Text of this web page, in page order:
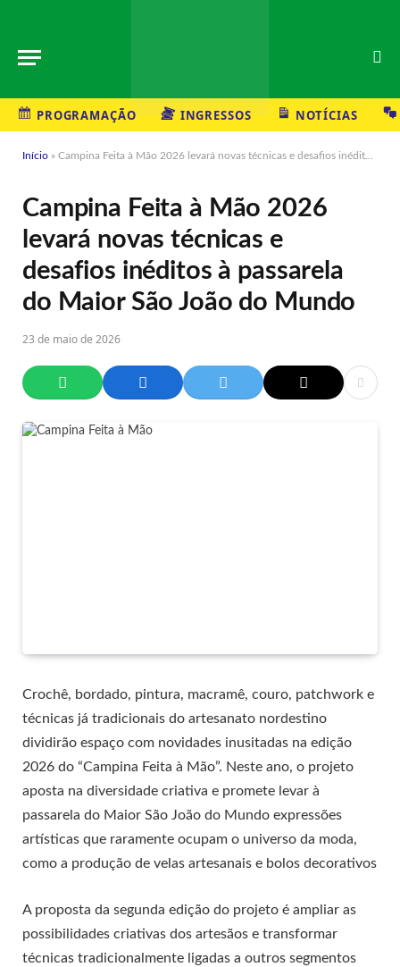
PROGRAMAÇÃO INGRESSOS NOTÍCIAS
Início » Campina Feita à Mão 2026 levará novas técnicas e desafios inéditos à passarela do Maior São João do Mundo
Campina Feita à Mão 2026
levará novas técnicas e
desafios inéditos à passarela
do Maior São João do Mundo
23 de maio de 2026
Crochê, bordado, pintura, macramê, couro, patchwork e
técnicas já tradicionais do artesanato nordestino
dividirão espaço com novidades inusitadas na edição
2026 do “Campina Feita à Mão”. Neste ano, o projeto
aposta na diversidade criativa e promete levar à
passarela do Maior São João do Mundo expressões
artísticas que raramente ocupam o universo da moda,
como a produção de velas artesanais e bolos decorativos
A proposta da segunda edição do projeto é ampliar as
possibilidades criativas dos artesãos e transformar
técnicas tradicionalmente ligadas a outros segmentos